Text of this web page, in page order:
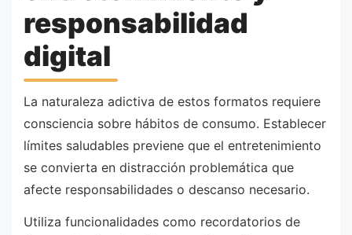
responsabilidad
digital
La naturaleza adictiva de estos formatos requiere
consciencia sobre hábitos de consumo. Establecer
límites saludables previene que el entretenimiento
se convierta en distracción problemática que
afecte responsabilidades o descanso necesario.
Utiliza funcionalidades como recordatorios de